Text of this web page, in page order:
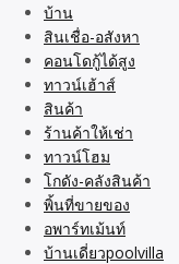
บ้าน
สินเชื่อ-อสังหา
คอนโดกู้ได้สูง
ทาวน์เฮ้าส์
สินค้า
ร้านค้าให้เช่า
ทาวน์โฮม
โกดัง-คลังสินค้า
พิ้นที่ขายของ
อพาร์ทเม้นท์
บ้านเดี่ยวpoolvilla